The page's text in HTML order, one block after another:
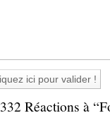
332 Réactions à